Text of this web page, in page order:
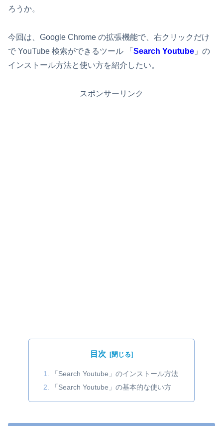
ろうか。
今回は、Google Chrome の拡張機能で、右クリックだけ
で YouTube 検索ができるツール 「 Search Youtube 」の
インストール方法と使い方を紹介したい。
スポンサーリンク
目次
「Search Youtube」のインストール方法
「Search Youtube」の基本的な使い方